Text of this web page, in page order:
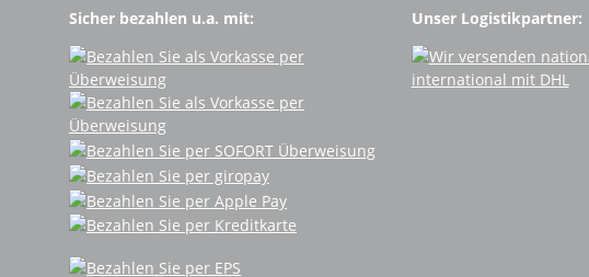
Sicher bezahlen u.a. mit: Unser Logistikpartner: